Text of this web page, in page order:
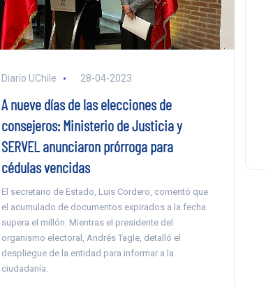
Diario UChile 28-04-2023
A nueve días de las elecciones de
consejeros: Ministerio de Justicia y
SERVEL anunciaron prórroga para
cédulas vencidas
El secretario de Estado, Luis Cordero, comentó que
el acumulado de documentos expirados a la fecha
supera el millón. Mientras el presidente del
organismo electoral, Andrés Tagle, detalló el
despliegue de la entidad para informar a la
ciudadanía.